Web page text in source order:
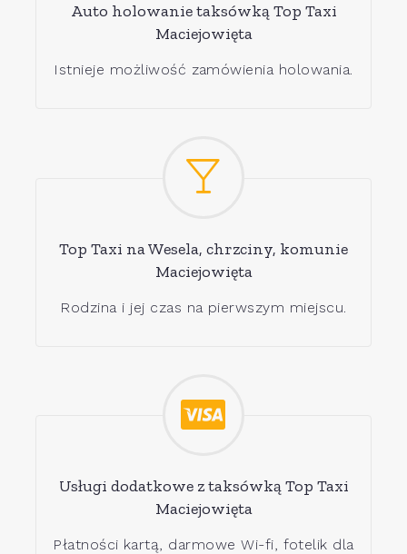
Auto holowanie taksówką Top Taxi
Maciejowięta
Istnieje możliwość zamówienia holowania.
Top Taxi na Wesela, chrzciny, komunie
Maciejowięta
Rodzina i jej czas na pierwszym miejscu.
Usługi dodatkowe z taksówką Top Taxi
Maciejowięta
Płatności kartą, darmowe Wi-fi, fotelik dla